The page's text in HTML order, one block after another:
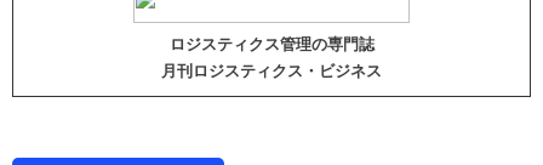
ロジスティクス管理の専門誌
月刊ロジスティクス・ビジネス